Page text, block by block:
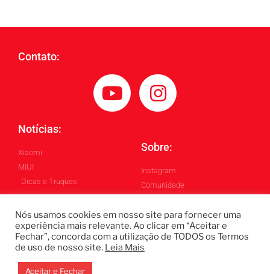
Contato:
Notícias:
Xiaomi
MIUI
Dicas e Truques
Sobre:
Instagram
Comunidade
Todos os Direitos Reservados ©
Blintech - Lukas Blindado
Nós usamos cookies em nosso site para fornecer uma
experiência mais relevante. Ao clicar em “Aceitar e
Fechar”, concorda com a utilização de TODOS os Termos
de uso de nosso site. Leia Mais
Aceitar e Fechar